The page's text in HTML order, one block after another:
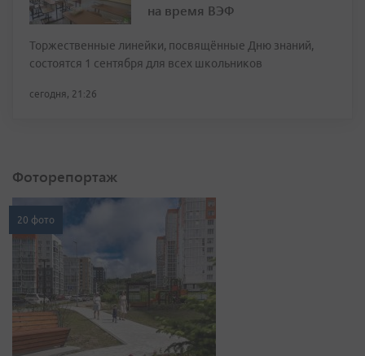
на время ВЭФ
Торжественные линейки, посвящённые Дню знаний,
состоятся 1 сентября для всех школьников
сегодня, 21:26
Фоторепортаж
20 фото